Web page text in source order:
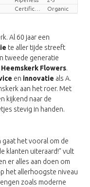
Organic
Al 60 jaar een
te aller tijde streeft
tweede generatie
Heemskerk Flowers.
en innovatie als A.
aan het roer. Met
kijkend naar de
stevig in handen.
het vooral om de
klanten uiteraard!" vult
er alles aan doen om
het allerhoogste niveau
zoals moderne